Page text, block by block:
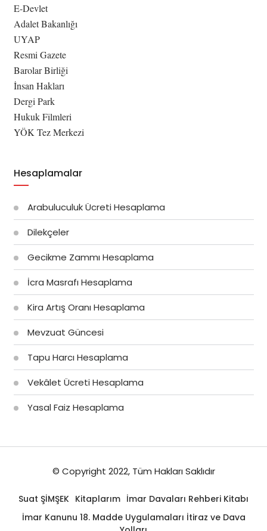
E-Devlet
Adalet Bakanlığı
UYAP
Resmi Gazete
Barolar Birliği
İnsan Hakları
Dergi Park
Hukuk Filmleri
YÖK Tez Merkezi
Hesaplamalar
Arabuluculuk Ücreti Hesaplama
Dilekçeler
Gecikme Zammı Hesaplama
İcra Masrafı Hesaplama
Kira Artış Oranı Hesaplama
Mevzuat Güncesi
Tapu Harcı Hesaplama
Vekâlet Ücreti Hesaplama
Yasal Faiz Hesaplama
© Copyright 2022, Tüm Hakları Saklıdır
Suat ŞİMŞEK Kitaplarım İmar Davaları Rehberi Kitabı
İmar Kanunu 18. Madde Uygulamaları İtiraz ve Dava